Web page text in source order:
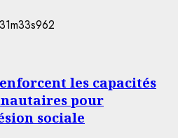
les capacités
pour
sociale